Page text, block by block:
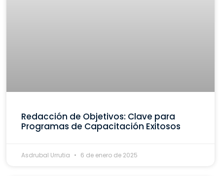
Redacción de Objetivos: Clave para
Programas de Capacitación Exitosos
Asdrubal Urrutia 6 de enero de 2025